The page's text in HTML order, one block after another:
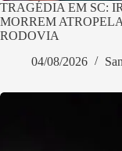
TRAGÉDIA EM SC:
MORREM
RODOVIA
04/08/2026